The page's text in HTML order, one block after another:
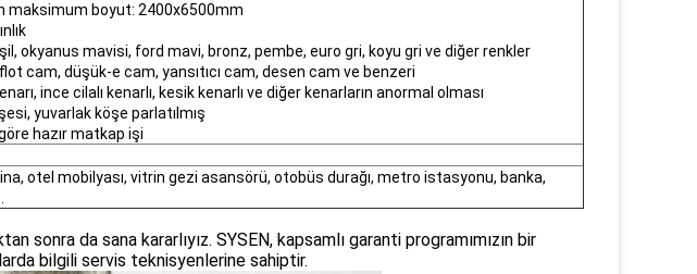
maksimum boyut: 2400x6500mm
okyanus mavisi, ford mavi, bronz, pembe, euro gri, koyu gri ve diğer renkler
cam, düşük-e cam, yansıtıcı cam, desen cam ve benzeri
ince cilalı kenarlı, kesik kenarlı ve diğer kenarların anormal olması
yuvarlak köşe parlatılmış
hazır matkap işi
otel mobilyası, vitrin gezi asansörü, otobüs durağı, metro istasyonu, banka,
sonra da sana kararlıyız. SYSEN, kapsamlı garanti programımızın bir
bilgili servis teknisyenlerine sahiptir.